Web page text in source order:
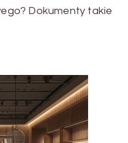
Dokumenty takie